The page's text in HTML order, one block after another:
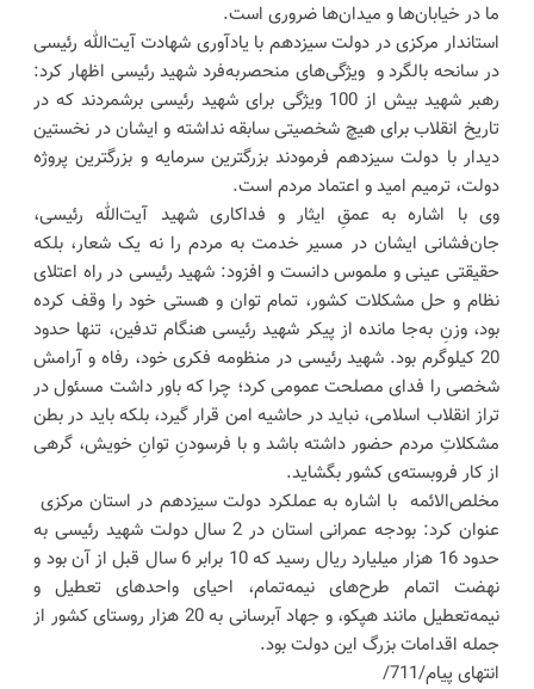
ما در خیابان‌ها و میدان‌ها ضروری است.
استاندار مرکزی در دولت سیزدهم با یادآوری شهادت آیت‌الله رئیسی
در سانحه بالگرد و ویژگی‌های منحصربه‌فرد شهید رئیسی اظهار کرد:
رهبر شهید بیش از 100 ویژگی برای شهید رئیسی برشمردند که در
تاریخ انقلاب برای هیچ شخصیتی سابقه نداشته و ایشان در نخستین
دیدار با دولت سیزدهم فرمودند بزرگترین سرمایه و بزرگترین پروژه
دولت، ترمیم امید و اعتماد مردم است.
وی با اشاره به عمقِ ایثار و فداکاری شهید آیت‌الله رئیسی،
جان‌فشانی ایشان در مسیر خدمت به مردم را نه یک شعار، بلکه
حقیقتی عینی و ملموس دانست و افزود: شهید رئیسی در راه اعتلای
نظام و حل مشکلات کشور، تمام توان و هستی خود را وقف کرده
بود، وزنِ به‌جا مانده از پیکر شهید رئیسی هنگام تدفین، تنها حدود
20 کیلوگرم بود. شهید رئیسی در منظومه فکری خود، رفاه و آرامش
شخصی را فدای مصلحت عمومی کرد؛ چرا که باور داشت مسئول در
تراز انقلاب اسلامی، نباید در حاشیه امن قرار گیرد، بلکه باید در بطن
مشکلاتِ مردم حضور داشته باشد و با فرسودنِ توانِ خویش، گرهی
از کار فروبسته‌ی کشور بگشاید.
مخلص‌الائمه با اشاره به عملکرد دولت سیزدهم در استان مرکزی
عنوان کرد: بودجه عمرانی استان در 2 سال دولت شهید رئیسی به
حدود 16 هزار میلیارد ریال رسید که 10 برابر 6 سال قبل از آن بود و
نهضت اتمام طرح‌های نیمه‌تمام، احیای واحدهای تعطیل و
نیمه‌تعطیل مانند هپکو، و جهاد آبرسانی به 20 هزار روستای کشور از
جمله اقدامات بزرگ این دولت بود.
انتهای پیام/711/